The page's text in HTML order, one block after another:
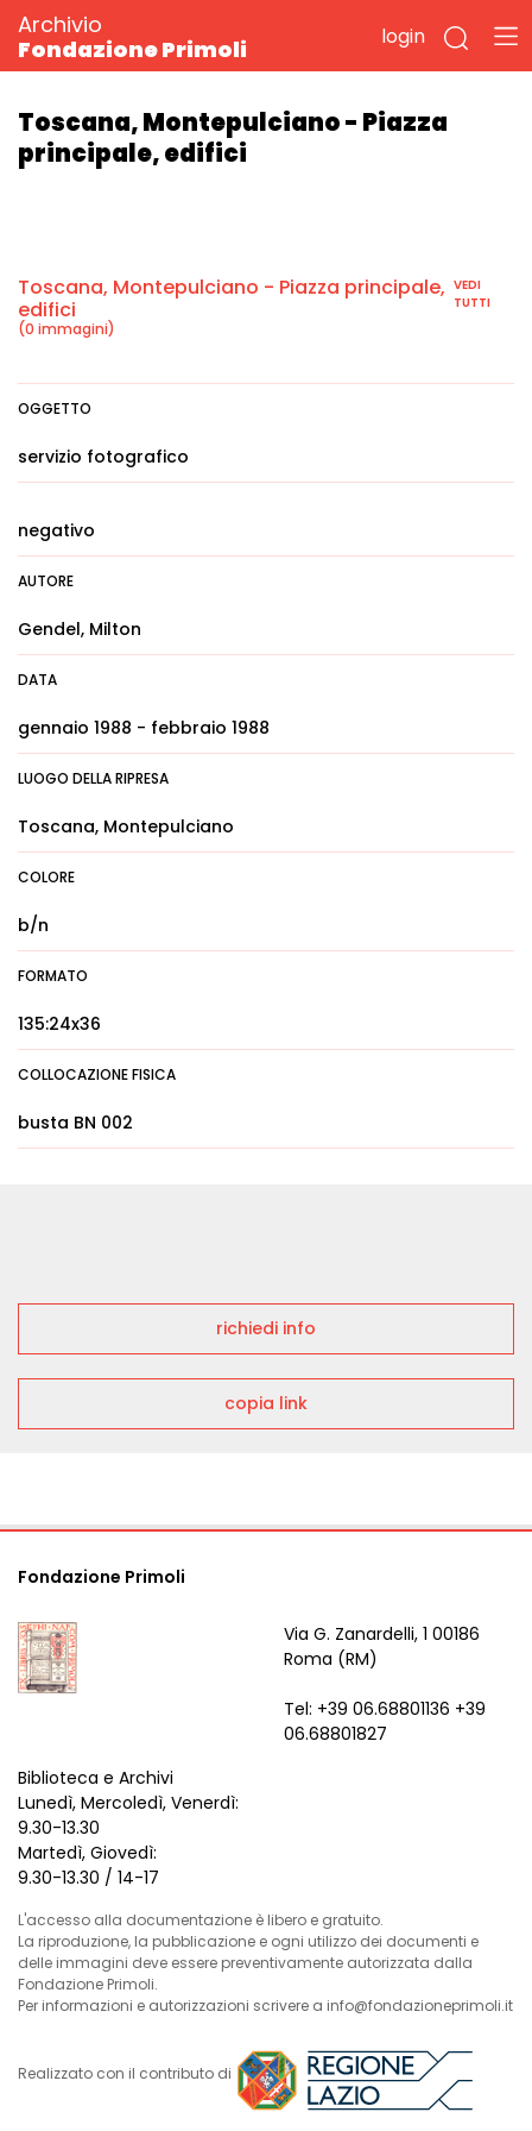
Archivio
Fondazione Primoli
login
Toscana, Montepulciano - Piazza
principale, edifici
Toscana, Montepulciano - Piazza principale,
edifici
(0 immagini)
VEDI
TUTTI
OGGETTO
servizio fotografico
negativo
AUTORE
Gendel, Milton
DATA
gennaio 1988 - febbraio 1988
LUOGO DELLA RIPRESA
Toscana, Montepulciano
COLORE
b/n
FORMATO
135:24x36
COLLOCAZIONE FISICA
busta BN 002
richiedi info
copia link
Fondazione Primoli
Via G. Zanardelli, 1 00186
Roma (RM)
Tel: +39 06.68801136 +39
06.68801827
Biblioteca e Archivi
Lunedì, Mercoledì, Venerdì:
9.30-13.30
Martedì, Giovedì:
9.30-13.30 / 14-17
L'accesso alla documentazione è libero e gratuito.
La riproduzione, la pubblicazione e ogni utilizzo dei documenti e
delle immagini deve essere preventivamente autorizzata dalla
Fondazione Primoli.
Per informazioni e autorizzazioni scrivere a info@fondazioneprimoli.it
Realizzato con il contributo di